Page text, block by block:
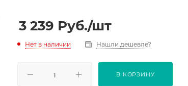
3 239 Руб./шт
Нет в наличии Нашли дешевле?
В КОРЗИНУ